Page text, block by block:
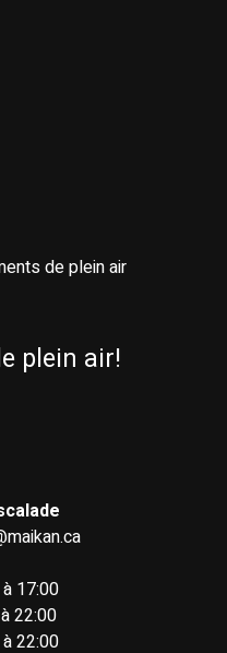
de plein air
plein air!
17:00
22:00
22:00